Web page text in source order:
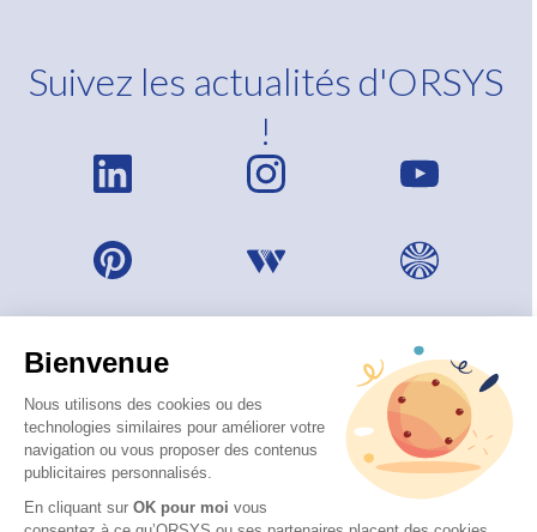
Bienvenue
Nous utilisons des cookies ou des
technologies similaires pour améliorer votre
navigation ou vous proposer des contenus
publicitaires personnalisés.
En cliquant sur OK pour moi vous
Suivez les actualités d'ORSYS
!